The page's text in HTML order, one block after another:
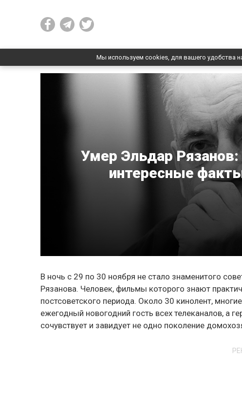
Мы используем cookies, для вашего удобства
Умер Эльдар
интересные
В ночь с 29 по 30 ноября не стало знаменитого
Рязанова. Человек, фильмы которого знают
постсоветского периода. Около 30 кинолент,
ежегодный новогодний гость всех телеканалов, а
сочувствует и завидует не одно поколение